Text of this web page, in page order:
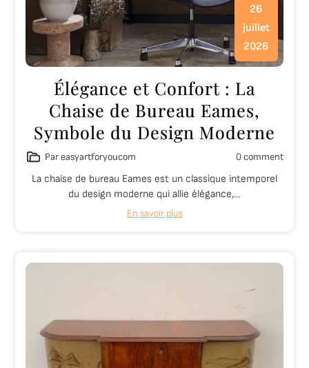
26
juillet
2026
Élégance et Confort : La
Chaise de Bureau Eames,
Symbole du Design Moderne
Par easyartforyoucom 0 comment
La chaise de bureau Eames est un classique intemporel
du design moderne qui allie élégance,…
En savoir plus